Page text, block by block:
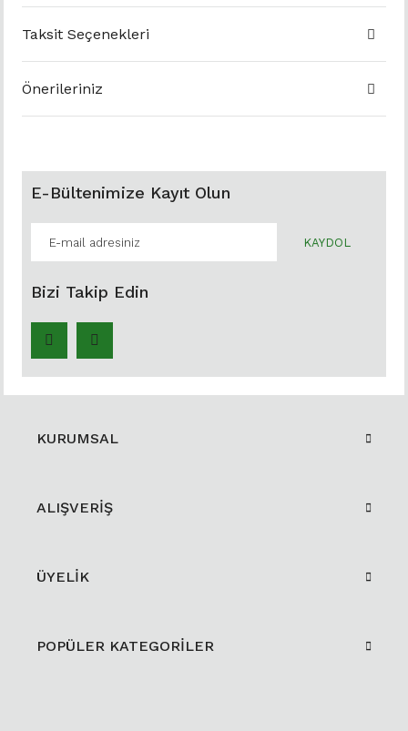
Taksit Seçenekleri
Önerileriniz
E-Bültenimize Kayıt Olun
KAYDOL
Bizi Takip Edin
KURUMSAL
ALIŞVERİŞ
ÜYELİK
POPÜLER KATEGORİLER